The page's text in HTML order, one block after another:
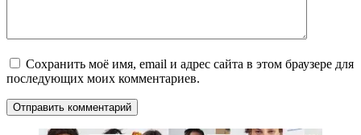
Сохранить моё имя, email и адрес сайта в этом браузере для
последующих моих комментариев.